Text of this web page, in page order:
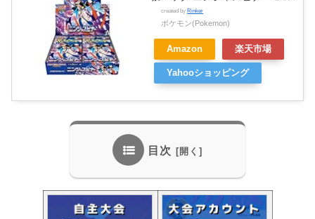
created by Rinker
ポケモン(Pokemon)
Amazon 楽天市場
Yahooショッピング
目次